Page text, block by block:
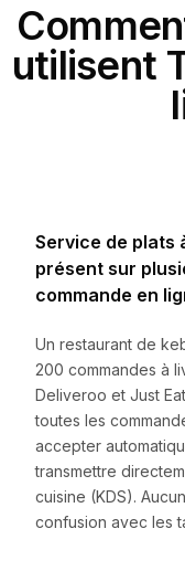
utilisent
Service de plats
présent sur
commande en
Un restaurant de
200 commandes à
Deliveroo et Just
toutes les
accepter
transmettre
cuisine (KDS).
confusion avec les